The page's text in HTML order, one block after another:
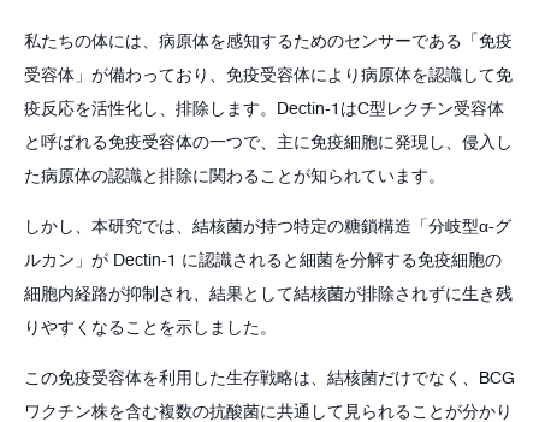
私たちの体には、病原体を感知するためのセンサーである「免疫
受容体」が備わっており、免疫受容体により病原体を認識して免
疫反応を活性化し、排除します。Dectin-1はC型レクチン受容体
と呼ばれる免疫受容体の一つで、主に免疫細胞に発現し、侵入し
た病原体の認識と排除に関わることが知られています。
しかし、本研究では、結核菌が持つ特定の糖鎖構造「分岐型α-グ
ルカン」が Dectin-1 に認識されると細菌を分解する免疫細胞の
細胞内経路が抑制され、結果として結核菌が排除されずに生き残
りやすくなることを示しました。
この免疫受容体を利用した生存戦略は、結核菌だけでなく、BCG
ワクチン株を含む複数の抗酸菌に共通して見られることが分かり